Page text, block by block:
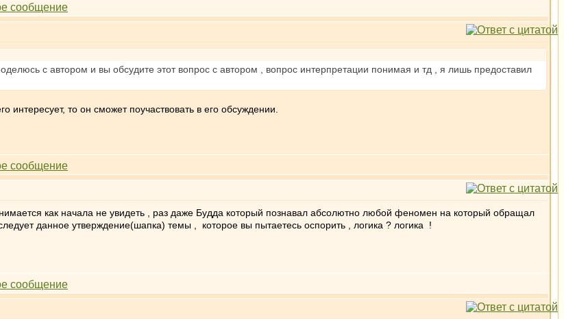
с автором и вы обсудите этот вопрос с автором , вопрос интерпретации понимая и тд , я лишь предоставил
интересует, то он сможет поучаствовать в его обсуждении.
как начала не увидеть , раз даже Будда который познавал абсолютно любой феномен на который обращал
данное утверждение(шапка) темы , которое вы пытаетесь оспорить , логика ? логика !